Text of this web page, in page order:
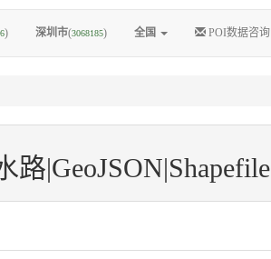
) 深圳市(3068185) 全国 POI数据咨询
|GeoJSON|Shapefile